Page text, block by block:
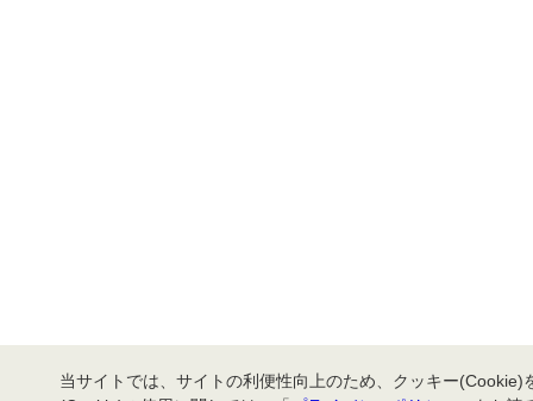
当サイトでは、サイトの利便性向上のため、クッキー